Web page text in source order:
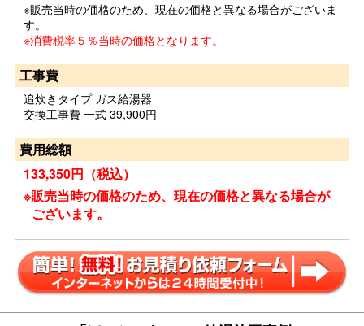
※販売当時の価格のため、現在の価格と異なる場合がございま
す。
※消費税率５％当時の価格となります。
工事費
追炊きタイプ ガス給湯器
交換工事費 一式 39,900円
費用総額
133,350円（税込）
※販売当時の価格のため、現在の価格と異なる場合が
ございます。